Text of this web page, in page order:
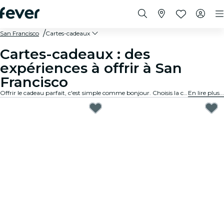
San Francisco Cartes-cadeaux
Cartes-cadeaux : des
expériences à offrir à San
Francisco
Offrir le cadeau parfait, c'est simple comme bonjour. Choisis la carte, fixe le montant et offre une expérience mémorable. Rapide, sur mesure et inratable. En lire plus...